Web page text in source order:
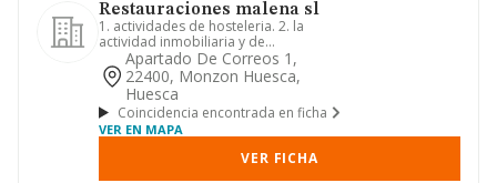
Restauraciones malena sl
1. actividades de hosteleria. 2. la
actividad inmobiliaria y de
construccion. 3. el comercio al por...
Apartado De Correos 1,
22400, Monzon Huesca,
Huesca
Coincidencia encontrada en ficha
VER EN MAPA
VER FICHA